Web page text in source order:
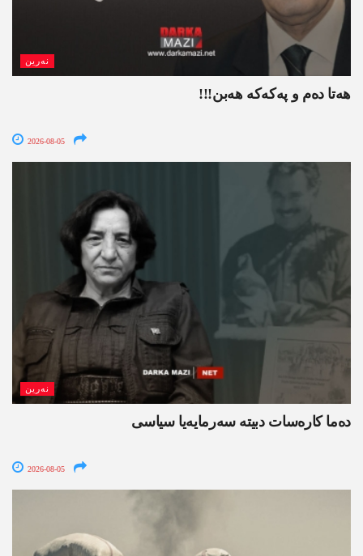
نەرین
ھەتا دەم و پەکەکە ھەبن!!!
2026-08-05
نەرین
ده‌ما کاره‌سات دبیتە سه‌رمایه‌یا سیاسی
2026-08-05